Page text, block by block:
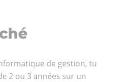
de gestion, tu
2 ou 3 années sur un